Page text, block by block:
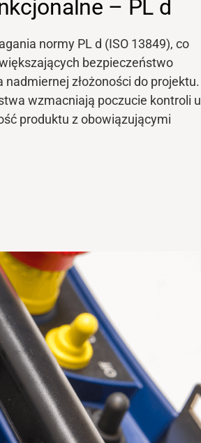
– PL d
normy PL d (ISO 13849), co
bezpieczeństwo
złożoności do projektu.
wzmacniają poczucie kontroli u
produktu z obowiązującymi